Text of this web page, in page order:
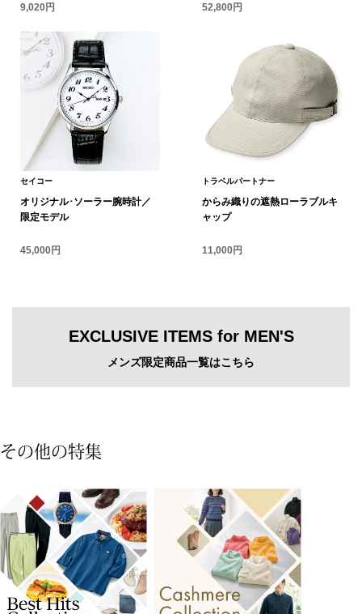
集
ビー
ク
サンダル
その他
財布／小物
ネックレス
ブレスレット
その他
9,020円 52,800円
セイコー
オリジナル･ソーラー腕時計／
限定モデル
45,000円
トラベルパートナー
からみ織りの遮熱ローラブルキ
ャップ
11,000円
EXCLUSIVE ITEMS for MEN'S
メンズ限定商品一覧はこちら
ビアスポ
マイクロフト･撥水パーカ／限定
グラングリ
レース使い撥水コート
その他の特集